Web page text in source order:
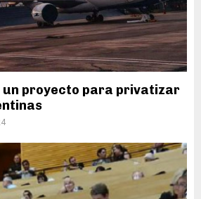
un proyecto para privatizar